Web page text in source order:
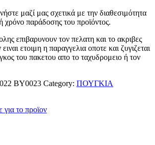
μαζί μας σχετικά με την διαθεσιμότητα
χρόνο παράδοσης του προϊόντος.
επιβαρυνουν τον πελατη και το ακριβες
ετοιμη η παραγγελια οποτε και ζυγιζεται
του πακετου απο το ταχυδρομειο ή τον
ΒΥ0023 Category: ΠΟΥΓΚΙΑ
για το προϊoν